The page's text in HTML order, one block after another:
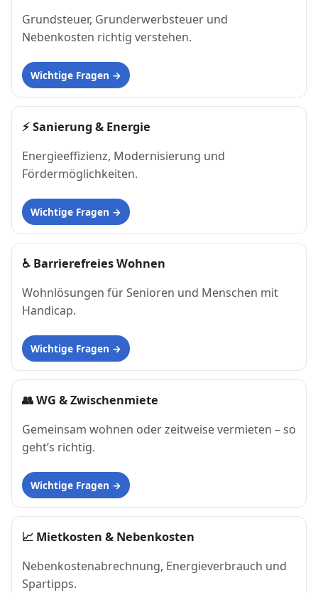
Grundsteuer, Grunderwerbsteuer und
Nebenkosten richtig verstehen.
Wichtige Fragen
⚡Sanierung & Energie
Energieeffizienz, Modernisierung und
Fördermöglichkeiten.
Wichtige Fragen
♿ Barrierefreies Wohnen
Wohnlösungen für Senioren und Menschen mit
Handicap.
Wichtige Fragen
👥WG & Zwischenmiete
Gemeinsam wohnen oder zeitweise vermieten – so
geht’s richtig.
Wichtige Fragen
📈 Mietkosten & Nebenkosten
Nebenkostenabrechnung, Energieverbrauch und
Spartipps.